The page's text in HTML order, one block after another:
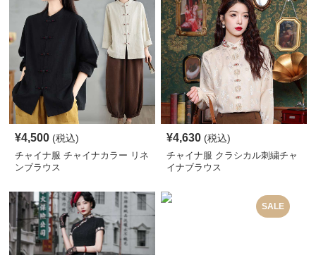
¥4,500 (税込)
チャイナ服 チャイナカラー リネ
ンブラウス
¥4,630 (税込)
チャイナ服 クラシカル刺繍チャ
イナブラウス
SALE